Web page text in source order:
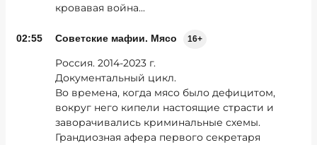
кровавая война...
02:55 Советские мафии. Мясо 16+
Россия. 2014-2023 г.
Документальный цикл.
Во времена, когда мясо было дефицитом,
вокруг него кипели настоящие страсти и
заворачивались криминальные схемы.
Грандиозная афера первого секретаря